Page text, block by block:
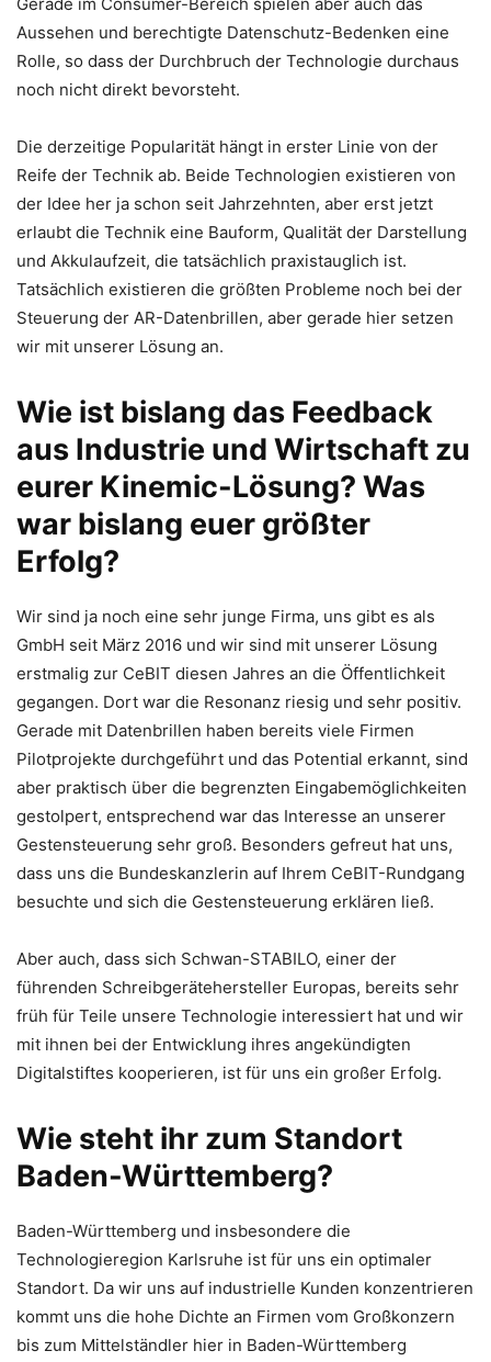
Aussehen und berechtigte Datenschutz-Bedenken eine
Rolle, so dass der Durchbruch der Technologie durchaus
noch nicht direkt bevorsteht.
Die derzeitige Popularität hängt in erster Linie von der
Reife der Technik ab. Beide Technologien existieren von
der Idee her ja schon seit Jahrzehnten, aber erst jetzt
erlaubt die Technik eine Bauform, Qualität der Darstellung
und Akkulaufzeit, die tatsächlich praxistauglich ist.
Tatsächlich existieren die größten Probleme noch bei der
Steuerung der AR-Datenbrillen, aber gerade hier setzen
wir mit unserer Lösung an.
Wie ist bislang das Feedback
aus Industrie und Wirtschaft zu
eurer Kinemic-Lösung? Was
war bislang euer größter
Erfolg?
Wir sind ja noch eine sehr junge Firma, uns gibt es als
GmbH seit März 2016 und wir sind mit unserer Lösung
erstmalig zur CeBIT diesen Jahres an die Öffentlichkeit
gegangen. Dort war die Resonanz riesig und sehr positiv.
Gerade mit Datenbrillen haben bereits viele Firmen
Pilotprojekte durchgeführt und das Potential erkannt, sind
aber praktisch über die begrenzten Eingabemöglichkeiten
gestolpert, entsprechend war das Interesse an unserer
Gestensteuerung sehr groß. Besonders gefreut hat uns,
dass uns die Bundeskanzlerin auf Ihrem CeBIT-Rundgang
besuchte und sich die Gestensteuerung erklären ließ.
Aber auch, dass sich Schwan-STABILO, einer der
führenden Schreibgerätehersteller Europas, bereits sehr
früh für Teile unsere Technologie interessiert hat und wir
mit ihnen bei der Entwicklung ihres angekündigten
Digitalstiftes kooperieren, ist für uns ein großer Erfolg.
Wie steht ihr zum Standort
Baden-Württemberg?
Baden-Württemberg und insbesondere die
Technologieregion Karlsruhe ist für uns ein optimaler
Standort. Da wir uns auf industrielle Kunden konzentrieren
kommt uns die hohe Dichte an Firmen vom Großkonzern
bis zum Mittelständler hier in Baden-Württemberg